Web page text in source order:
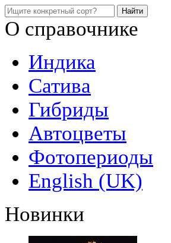
О справочнике
Индика
Сатива
Гибриды
Автоцветы
Фотопериоды
English (UK)
Новинки